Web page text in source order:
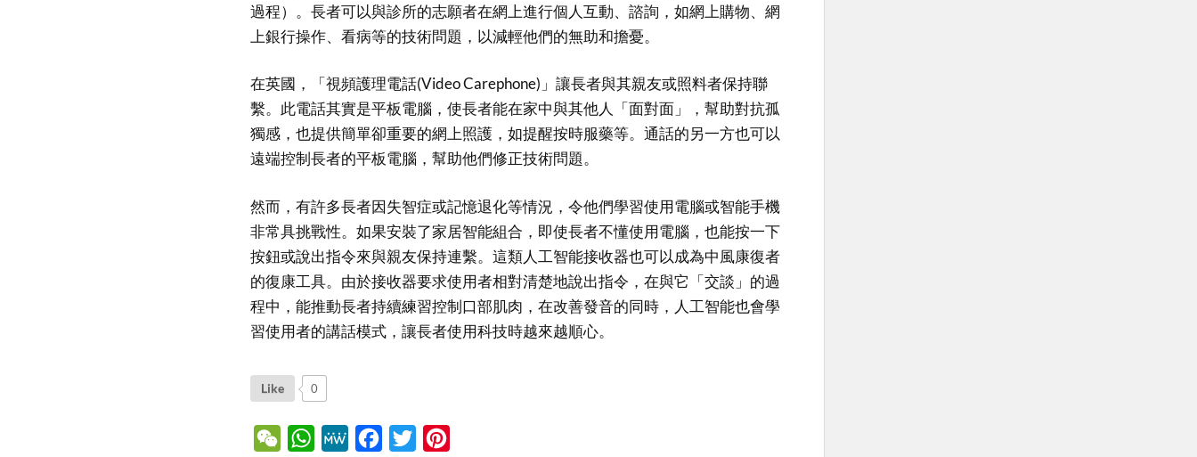
過程）。長者可以與診所的志願者在網上進行個人互動、諮詢，如網上購物、網
上銀行操作、看病等的技術問題，以減輕他們的無助和擔憂。
在英國，「視頻護理電話(Video Carephone)」讓長者與其親友或照料者保持聯
繫。此電話其實是平板電腦，使長者能在家中與其他人「面對面」，幫助對抗孤
獨感，也提供簡單卻重要的網上照護，如提醒按時服藥等。通話的另一方也可以
遠端控制長者的平板電腦，幫助他們修正技術問題。
然而，有許多長者因失智症或記憶退化等情況，令他們學習使用電腦或智能手機
非常具挑戰性。如果安裝了家居智能組合，即使長者不懂使用電腦，也能按一下
按鈕或說出指令來與親友保持連繫。這類人工智能接收器也可以成為中風康復者
的復康工具。由於接收器要求使用者相對清楚地說出指令，在與它「交談」的過
程中，能推動長者持續練習控制口部肌肉，在改善發音的同時，人工智能也會學
習使用者的講話模式，讓長者使用科技時越來越順心。
Like 0
WeChatWhatsApp
MeWe Facebook
Twitter